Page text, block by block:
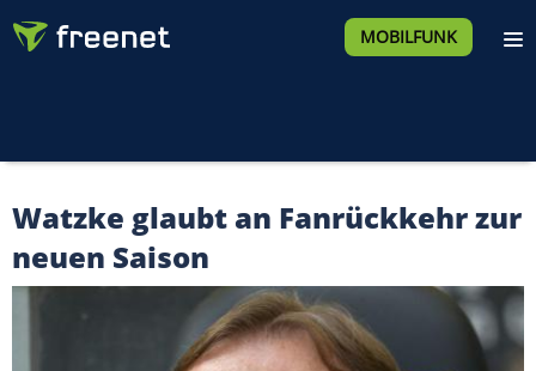
MOBILFUNK
Watzke glaubt an Fanrückkehr zur
neuen Saison